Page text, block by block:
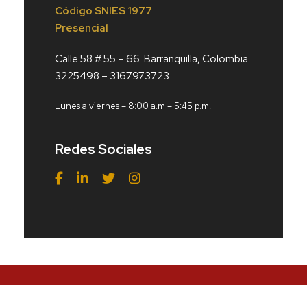
Código SNIES 1977
Presencial
Calle 58 # 55 – 66. Barranquilla, Colombia
3225498 – 3167973723
Lunes a viernes – 8:00 a.m – 5:45 p.m.
Redes Sociales